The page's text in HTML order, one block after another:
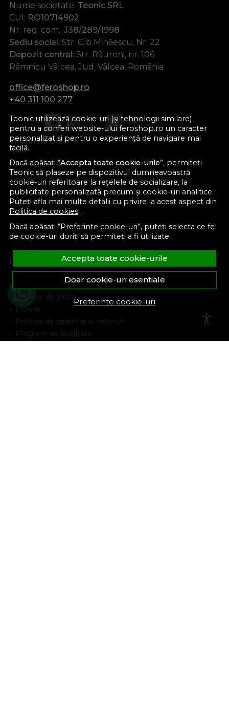
Teonic utilizează cookie-uri (și tehnologii similare)
pentru a conferi website-ului feroshop.ro un caracter
personalizat și pentru o experiență de navigare mai
facilă.
Dacă apăsați “Accepta toate cookie-urile”, permiteți
Teonic să plaseze pe dispozitivul dumneavoastră
cookie-uri referitoare la rețelele de socializare, la
publicitate personalizată precum și cookie-uri analitice.
Puteți afla mai multe detalii cu privire la acest aspect din
Politica de cookies.
Dacă apăsați “Preferinte cookie-uri”, puteți selecta ce fel
de cookie-uri doriți să permiteți a fi utilizate.
Accepta toate cookie-urile
Doar cookie-uri esentiale
Preferinte cookie-uri
Nume societate: Teonic SRL
CUI: RO10714902
Nr. reg. com.: J38/289/1998
Sediu social: Str. Gib Mihăescu, Nr. 22
Depozit central: Str. Râureni, nr. 106
Râmnicu Vâlcea, Jud. Vâlcea, România
office@feroshop.ro
+40 311 100 277
Informatii Utile
Formular retur
Despre noi
Termeni si conditii
Confidentialitate
Marturiile clientilor
Politica de Cookies
Blog
Plata Si Livrare
Metode de plata
Livrare
Politica de garantie si retururi
Program de loialitate